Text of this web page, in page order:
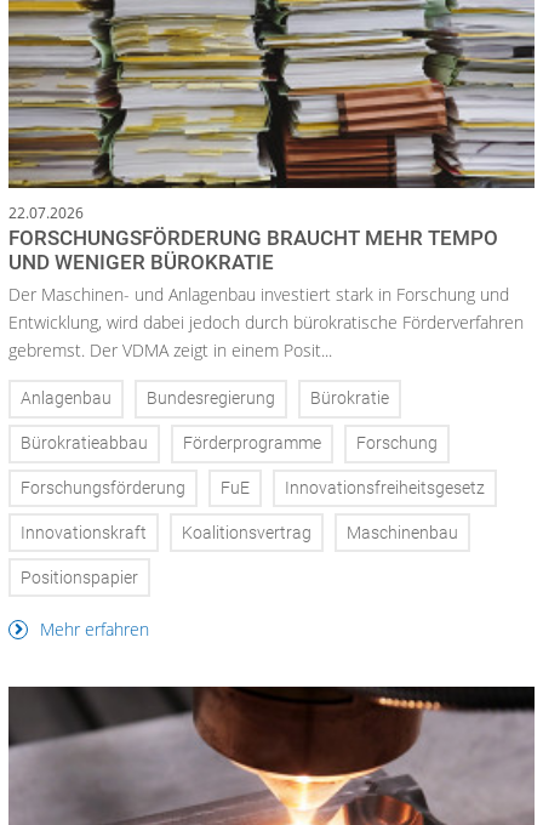
22.07.2026
FORSCHUNGSFÖRDERUNG BRAUCHT MEHR TEMPO
UND WENIGER BÜROKRATIE
Der Maschinen- und Anlagenbau investiert stark in Forschung und
Entwicklung, wird dabei jedoch durch bürokratische Förderverfahren
gebremst. Der VDMA zeigt in einem Posit...
Anlagenbau Bundesregierung Bürokratie
Bürokratieabbau Förderprogramme Forschung
Forschungsförderung FuE Innovationsfreiheitsgesetz
Innovationskraft Koalitionsvertrag Maschinenbau
Positionspapier
Mehr erfahren